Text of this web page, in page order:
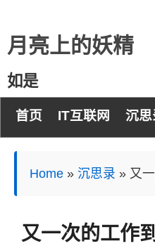
月亮上的妖精
如是
首页 IT互联网 沉思
Home» 沉思录 » 又
又一次的工作